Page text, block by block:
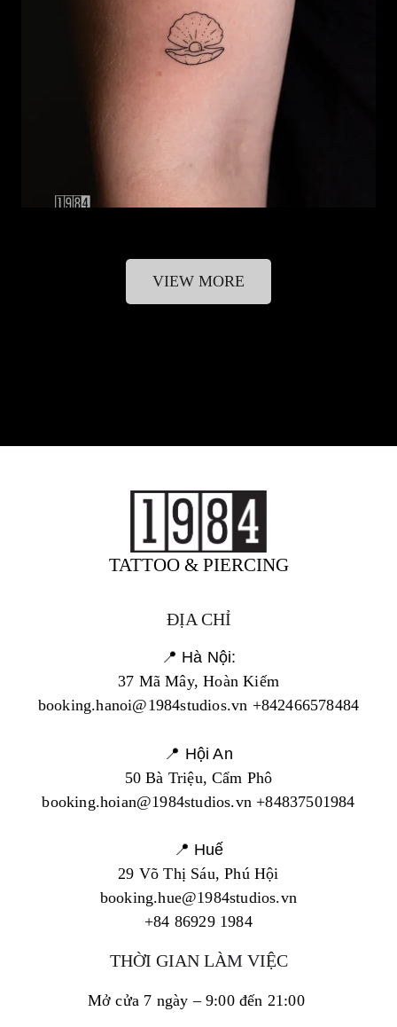
VIEW MORE
TATTOO & PIERCING
ĐỊA CHỈ
📍 Hà Nội:
37 Mã Mây, Hoàn Kiếm
booking.hanoi@1984studios.vn +842466578484
📍 Hội An
50 Bà Triệu, Cẩm Phô
booking.hoian@1984studios.vn +84837501984
📍 Huế
29 Võ Thị Sáu, Phú Hội
booking.hue@1984studios.vn
+84 86929 1984
THỜI GIAN LÀM VIỆC
Mở cửa 7 ngày – 9:00 đến 21:00